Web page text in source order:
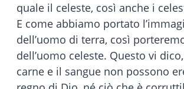
quale il celeste, così anche i
E come abbiamo portato
dell’uomo di terra, così
dell’uomo celeste. Questo vi
carne e il sangue non possono